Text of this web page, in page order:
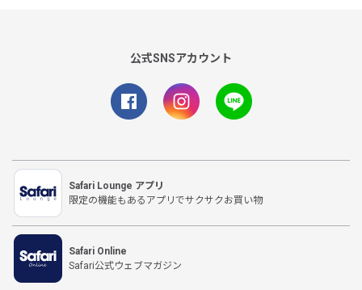
公式SNSアカウント
Safari Lounge アプリ
限定の機能もあるアプリでサクサクお買い物
Safari Online
Safari公式ウェブマガジン